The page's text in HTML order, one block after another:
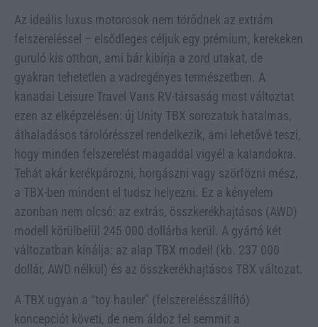
Az ideális luxus motorosok nem törődnek az extrám
felszereléssel – elsődleges céljuk egy prémium, kerekeken
guruló kis otthon, ami bár kibírja a zord utakat, de
gyakran tehetetlen a vadregényes természetben. A
kanadai Leisure Travel Vans RV-társaság most változtat
ezen az elképzelésen: új Unity TBX sorozatuk hatalmas,
áthaladásos tárolórésszel rendelkezik, ami lehetővé teszi,
hogy minden felszerelést magaddal vigyél a kalandokra.
Tehát akár kerékpározni, horgászni vagy szörfözni mész,
a TBX-ben mindent el tudsz helyezni. Ez a kényelem
azonban nem olcsó: az extrás, összkerékhajtásos (AWD)
modell körülbelül 245 000 dollárba kerül. A gyártó két
változatban kínálja: az alap TBX modell (kb. 237 000
dollár, AWD nélkül) és az összkerékhajtásos TBX változat.
A TBX ugyan a “toy hauler” (felszerelésszállító)
koncepciót követi, de nem áldoz fel semmit a